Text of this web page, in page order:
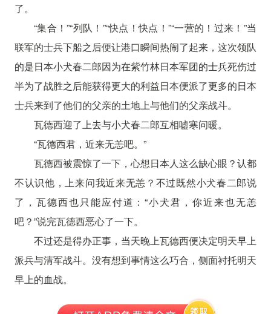
了。
“集合！”“列队！”“快点！快点！”“一营的！过来！”当
联军的士兵下船之后便让港口瞬间热闹了起来，这次领队
的是日本小犬春二郎因为在紫竹林日本军团的士兵死伤过
半为了战胜之后能获得更大的利益日本便派了更多的日本
士兵来到了他们的父亲的土地上与他们的父亲战斗。
瓦德西迎了上去与小犬春二郎互相嘘寒问暖。
“瓦德西君，近来无恙吧。”
瓦德西被震惊了一下，心想日本人这么缺心眼？认都
不认识他，上来问我近来无恙？不过既然小犬春二郎说
了，瓦德西也只能应付道：“小犬君，你近来也无恙
吧？”说完瓦德西恶心了一下。
不过还是得办正事，当天晚上瓦德西便决定明天早上
派兵与清军战斗。没有想到事情这么巧合，侧面衬托明天
早上的血战。